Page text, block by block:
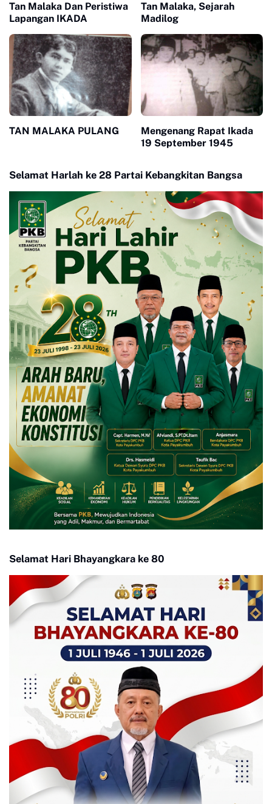
Tan Malaka Dan Peristiwa
Lapangan IKADA
Tan Malaka, Sejarah
Madilog
TAN MALAKA PULANG
Mengenang Rapat Ikada
19 September 1945
Selamat Harlah ke 28 Partai Kebangkitan Bangsa
Selamat Hari Bhayangkara ke 80